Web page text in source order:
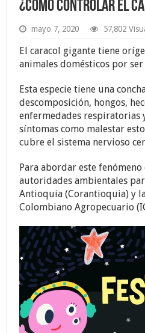
¿Cómo controlar el
mayo 7, 2020 57,802
El caracol gigante tiene
animales domésticos por
Esta especie tiene una
descomposición, hongos,
enfermedades respiratorias
síntomas como malestar
cubre el sistema nervioso
Para abordar este
autoridades ambientales
Antioquia (Corantioquia) y
Colombiano Agropecuario